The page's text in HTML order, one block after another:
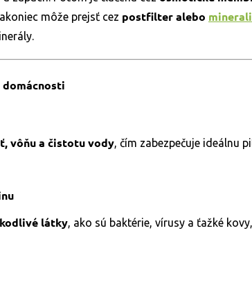
môže prejsť cez postfilter alebo
domácnosti
vôňu a čistotu vody, čím zabezpečuje ideálnu
látky, ako sú baktérie, vírusy a ťažké